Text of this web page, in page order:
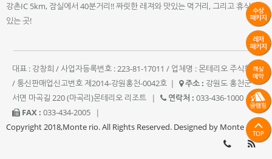
강촌IC 5km, 잠실에서 40분거리!! 짜릿한 레져와 맛있는 먹거리, 그리고 휴식이
있는 곳!
대표 : 강창희 / 사업자등록번호 : 223-81-17011 / 업체명 : 몬테리오 주식회사
/ 통신판매업신고번호 제2014-강원홍천-0042호 | 주소 : 강원도 홍천군
서면 마곡길 220 (마곡리)몬테리오 리조트
| 연락처 : 033-436-1000
|
FAX : 033-434-2005
|
Copyright 2018,Monte rio. All Rights Reserved. Designed by Monte rio.